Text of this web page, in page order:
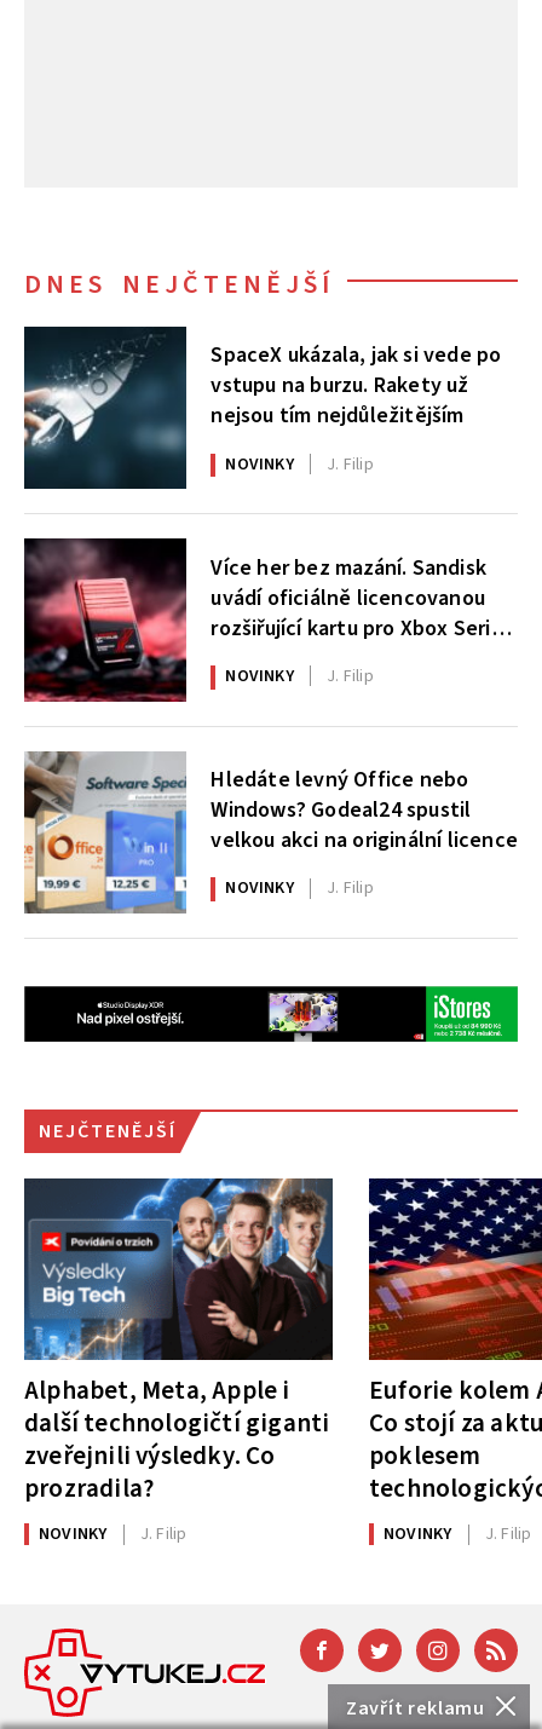
Zavřít reklamu
DNES NEJČTENĚJŠÍ
SpaceX ukázala, jak si vede po
vstupu na burzu. Rakety už
nejsou tím nejdůležitějším
NOVINKY J. Filip
Více her bez mazání. Sandisk
uvádí oficiálně licencovanou
rozšiřující kartu pro Xbox Series
X|S
NOVINKY J. Filip
Hledáte levný Office nebo
Windows? Godeal24 spustil
velkou akci na originální licence
NOVINKY J. Filip
NEJČTENĚJŠÍ
Alphabet, Meta, Apple i
další technologičtí giganti
zveřejnili výsledky. Co
prozradila?
NOVINKY J. Filip
Euforie kolem
Co stojí za
poklesem
NOVINKY J. Filip